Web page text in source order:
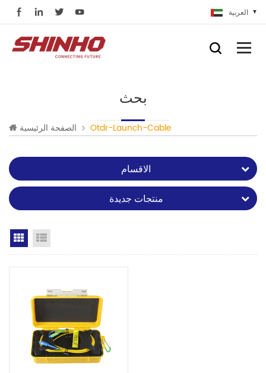
العربية
بحث
الصفحة الرئيسية Otdr-Launch-Cable
الاقسام
منتجات جديدة
Grid View